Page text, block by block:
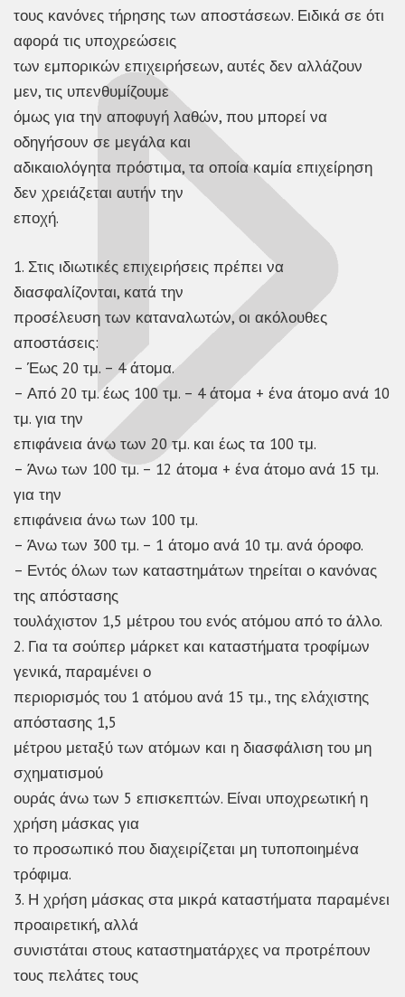
τους κανόνες τήρησης των αποστάσεων. Ειδικά σε ότι
αφορά τις υποχρεώσεις
των εμπορικών επιχειρήσεων, αυτές δεν αλλάζουν
μεν, τις υπενθυμίζουμε
όμως για την αποφυγή λαθών, που μπορεί να
οδηγήσουν σε μεγάλα και
αδικαιολόγητα πρόστιμα, τα οποία καμία επιχείρηση
δεν χρειάζεται αυτήν την
εποχή.
1. Στις ιδιωτικές επιχειρήσεις πρέπει να
διασφαλίζονται, κατά την
προσέλευση των καταναλωτών, οι ακόλουθες
αποστάσεις:
– Έως 20 τμ. – 4 άτομα.
– Από 20 τμ. έως 100 τμ. – 4 άτομα + ένα άτομο ανά 10
τμ. για την
επιφάνεια άνω των 20 τμ. και έως τα 100 τμ.
– Άνω των 100 τμ. – 12 άτομα + ένα άτομο ανά 15 τμ.
για την
επιφάνεια άνω των 100 τμ.
– Άνω των 300 τμ. – 1 άτομο ανά 10 τμ. ανά όροφο.
– Εντός όλων των καταστημάτων τηρείται ο κανόνας
της απόστασης
τουλάχιστον 1,5 μέτρου του ενός ατόμου από το άλλο.
2. Για τα σούπερ μάρκετ και καταστήματα τροφίμων
γενικά, παραμένει ο
περιορισμός του 1 ατόμου ανά 15 τμ., της ελάχιστης
απόστασης 1,5
μέτρου μεταξύ των ατόμων και η διασφάλιση του μη
σχηματισμού
ουράς άνω των 5 επισκεπτών. Είναι υποχρεωτική η
χρήση μάσκας για
το προσωπικό που διαχειρίζεται μη τυποποιημένα
τρόφιμα.
3. Η χρήση μάσκας στα μικρά καταστήματα παραμένει
προαιρετική, αλλά
συνιστάται στους καταστηματάρχες να προτρέπουν
τους πελάτες τους